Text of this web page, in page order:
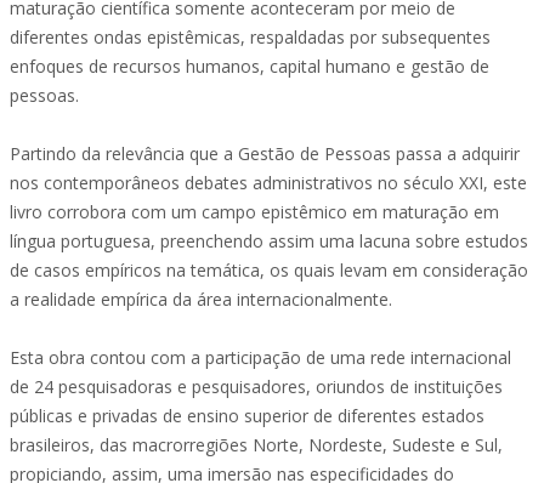
maturação científica somente aconteceram por meio de
diferentes ondas epistêmicas, respaldadas por subsequentes
enfoques de recursos humanos, capital humano e gestão de
pessoas.
Partindo da relevância que a Gestão de Pessoas passa a adquirir
nos contemporâneos debates administrativos no século XXI, este
livro corrobora com um campo epistêmico em maturação em
língua portuguesa, preenchendo assim uma lacuna sobre estudos
de casos empíricos na temática, os quais levam em consideração
a realidade empírica da área internacionalmente.
Esta obra contou com a participação de uma rede internacional
de 24 pesquisadoras e pesquisadores, oriundos de instituições
públicas e privadas de ensino superior de diferentes estados
brasileiros, das macrorregiões Norte, Nordeste, Sudeste e Sul,
propiciando, assim, uma imersão nas especificidades do